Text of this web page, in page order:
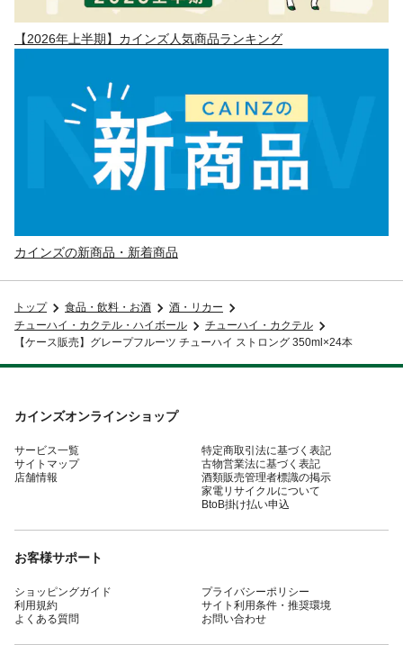
【2026年上半期】カインズ人気商品ランキング
カインズの新商品・新着商品
トップ 食品・飲料・お酒
酒・リカー
チューハイ・カクテル・ハイボール
チューハイ・カクテル
【ケース販売】グレープフルーツ チューハイ ストロング 350ml×24本
カインズオンラインショップ
サービス一覧
サイトマップ
店舗情報
特定商取引法に基づく表記
古物営業法に基づく表記
酒類販売管理者標識の掲示
家電リサイクルについて
BtoB掛け払い申込
お客様サポート
ショッピングガイド
利用規約
よくある質問
プライバシーポリシー
サイト利用条件・推奨環境
お問い合わせ